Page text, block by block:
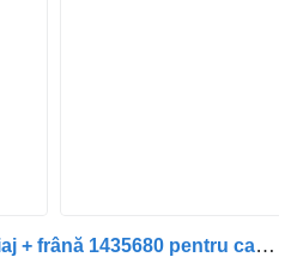
Scania pedale de ambreiaj + frână 1435680 pentru cap tractor Scania R480